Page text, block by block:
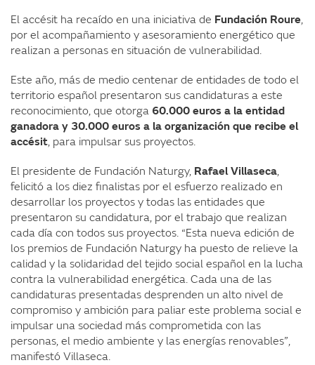
El accésit ha recaído en una iniciativa de Fundación Roure,
por el acompañamiento y asesoramiento energético que
realizan a personas en situación de vulnerabilidad.
Este año, más de medio centenar de entidades de todo el
territorio español presentaron sus candidaturas a este
reconocimiento, que otorga 60.000 euros a la entidad
ganadora y 30.000 euros a la organización que recibe el
accésit, para impulsar sus proyectos.
El presidente de Fundación Naturgy, Rafael Villaseca,
felicitó a los diez finalistas por el esfuerzo realizado en
desarrollar los proyectos y todas las entidades que
presentaron su candidatura, por el trabajo que realizan
cada día con todos sus proyectos. “Esta nueva edición de
los premios de Fundación Naturgy ha puesto de relieve la
calidad y la solidaridad del tejido social español en la lucha
contra la vulnerabilidad energética. Cada una de las
candidaturas presentadas desprenden un alto nivel de
compromiso y ambición para paliar este problema social e
impulsar una sociedad más comprometida con las
personas, el medio ambiente y las energías renovables”,
manifestó Villaseca.